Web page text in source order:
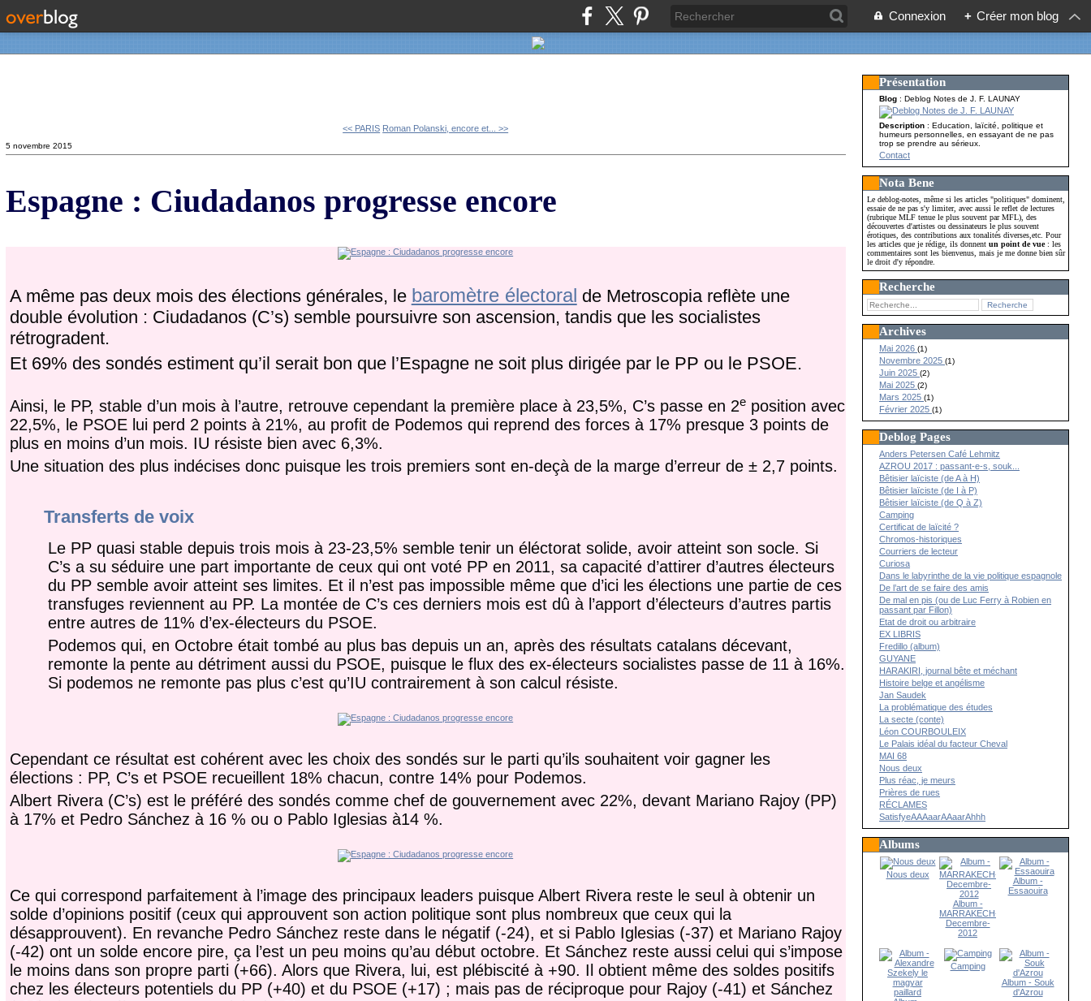
Connexion + Créer mon blog
<< PARIS Roman Polanski, encore et... >>
5 novembre 2015
Espagne : Ciudadanos progresse encore
A même pas deux mois des élections générales, le baromètre électoral de Metroscopia reflète une
double évolution : Ciudadanos (C’s) semble poursuivre son ascension, tandis que les socialistes
rétrogradent.
Et 69% des sondés estiment qu’il serait bon que l’Espagne ne soit plus dirigée par le PP ou le PSOE.
Ainsi, le PP, stable d’un mois à l’autre, retrouve cependant la première place à 23,5%, C’s passe en 2eposition avec
22,5%, le PSOE lui perd 2 points à 21%, au profit de Podemos qui reprend des forces à 17% presque 3 points de
plus en moins d’un mois. IU résiste bien avec 6,3%.
Une situation des plus indécises donc puisque les trois premiers sont en-deçà de la marge d’erreur de ± 2,7 points.
Transferts de voix
Le PP quasi stable depuis trois mois à 23-23,5% semble tenir un éléctorat solide, avoir atteint son socle. Si
C’s a su séduire une part importante de ceux qui ont voté PP en 2011, sa capacité d’attirer d’autres électeurs
du PP semble avoir atteint ses limites. Et il n’est pas impossible même que d’ici les élections une partie de ces
transfuges reviennent au PP. La montée de C’s ces derniers mois est dû à l’apport d’électeurs d’autres partis
entre autres de 11% d’ex-électeurs du PSOE.
Podemos qui, en Octobre était tombé au plus bas depuis un an, après des résultats catalans décevant,
remonte la pente au détriment aussi du PSOE, puisque le flux des ex-électeurs socialistes passe de 11 à 16%.
Si podemos ne remonte pas plus c’est qu’IU contrairement à son calcul résiste.
Cependant ce résultat est cohérent avec les choix des sondés sur le parti qu’ils souhaitent voir gagner les
élections : PP, C’s et PSOE recueillent 18% chacun, contre 14% pour Podemos.
Albert Rivera (C’s) est le préféré des sondés comme chef de gouvernement avec 22%, devant Mariano Rajoy (PP)
à 17% et Pedro Sánchez à 16 % ou o Pablo Iglesias à14 %.
Ce qui correspond parfaitement à l’image des principaux leaders puisque Albert Rivera reste le seul à obtenir un
solde d’opinions positif (ceux qui approuvent son action politique sont plus nombreux que ceux qui la
désapprouvent). En revanche Pedro Sánchez reste dans le négatif (-24), et si Pablo Iglesias (-37) et Mariano Rajoy
(-42) ont un solde encore pire, ça l’est un peu moins qu’au début octobre. Et Sánchez reste aussi celui qui s’impose
le moins dans son propre parti (+66). Alors que Rivera, lui, est plébiscité à +90. Il obtient même des soldes positifs
chez les électeurs potentiels du PP (+40) et du PSOE (+17) ; mais pas de réciproque pour Rajoy (-41) et Sánchez
Présentation
Blog : Deblog Notes de J. F. LAUNAY
Description: Education, laïcité, politique et
humeurs personnelles, en essayant de ne pas
trop se prendre au sérieux.
Contact
Nota Bene
Le deblog-notes, même si les articles "politiques" dominent,
essaie de ne pas s'y limiter, avec aussi le reflet de lectures
(rubrique MLF tenue le plus souvent par MFL), des
découvertes d'artistes ou dessinateurs le plus souvent
érotiques, des contributions aux tonalités diverses,etc. Pour
les articles que je rédige, ils donnentun point de vue: les
commentaires sont les bienvenus, mais je me donne bien sûr
le droit d'y répondre.
Recherche
Archives
Mai 2026(1)
Novembre 2025(1)
Juin 2025(2)
Mai 2025(2)
Mars 2025(1)
Février 2025(1)
Deblog Pages
Anders Petersen Café Lehmitz
AZROU 2017 : passant-e-s, souk...
Bêtisier laïciste (de A à H)
Bêtisier laïciste (de I à P)
Bêtisier laïciste (de Q à Z)
Camping
Certificat de laïcité ?
Chromos-historiques
Courriers de lecteur
Curiosa
Dans le labyrinthe de la vie politique espagnole
De l’art de se faire des amis
De mal en pis (ou de Luc Ferry à Robien en
passant par Fillon)
Etat de droit ou arbitraire
EX LIBRIS
Fredillo (album)
GUYANE
HARAKIRI, journal bête et méchant
Histoire belge et angélisme
Jan Saudek
La problématique des études
La secte (conte)
Léon COURBOULEIX
Le Palais idéal du facteur Cheval
MAI 68
Nous deux
Plus réac, je meurs
Prières de rues
RÉCLAMES
SatisfyeAAAaarAAaarAhhh
Albums
Nous deux
Album -
MARRAKECH-
Decembre-
2012
Album -
Essaouira
Camping
Album - Souk
d'Azrou